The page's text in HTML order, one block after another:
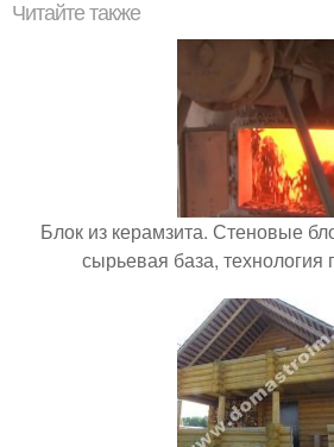
Читайте также
Блок из керамзита. Стеновые
сырьевая база, технология